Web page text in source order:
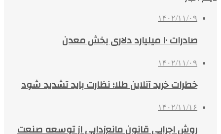
۱۴۰۲/۱۱/۰۹
صادرات ۱۰ میلیارد دلاری بخش معدن
۱۴۰۲/۱۱/۰۹
خطرات خرید آنلاین طلا؛ نظارت باید تشدید شود
۱۴۰۲/۱۱/۱۶
روش اجرایی قانون مانع‌زدایی از توسعه صنعت